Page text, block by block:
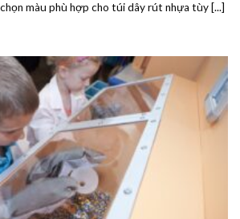
màu phù hợp cho túi dây rút nhựa tùy [...]